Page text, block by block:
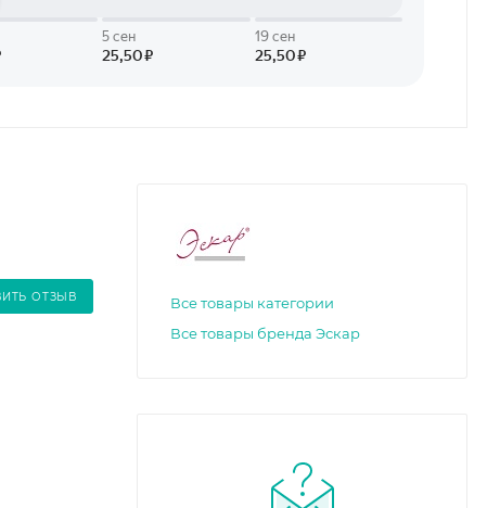
ОТЗЫВ
Все товары категории
Все товары бренда Эскар